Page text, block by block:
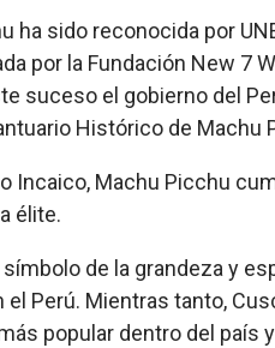
ha sido reconocida por
por la Fundación New 7
suceso el gobierno del
Histórico de Machu
Incaico, Machu Picchu
élite.
de la grandeza y
Perú. Mientras tanto,
popular dentro del país